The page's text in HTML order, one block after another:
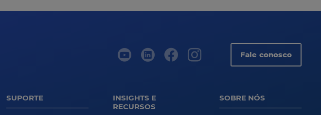
Fale conosco
SUPORTE
INSIGHTS E
RECURSOS
SOBRE NÓS